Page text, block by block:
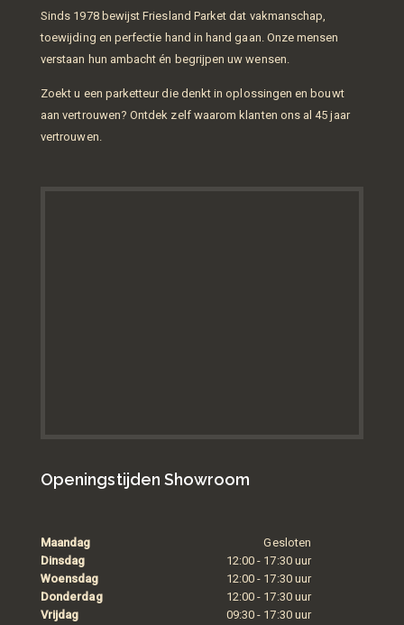
Sinds 1978 bewijst Friesland Parket dat vakmanschap,
toewijding en perfectie hand in hand gaan. Onze mensen
verstaan hun ambacht én begrijpen uw wensen.
Zoekt u een parketteur die denkt in oplossingen en bouwt
aan vertrouwen? Ontdek zelf waarom klanten ons al 45 jaar
vertrouwen.
Openingstijden Showroom
Maandag
Gesloten
Dinsdag
12:00 - 17:30 uur
Woensdag
12:00 - 17:30 uur
Donderdag
12:00 - 17:30 uur
Vrijdag
09:30 - 17:30 uur